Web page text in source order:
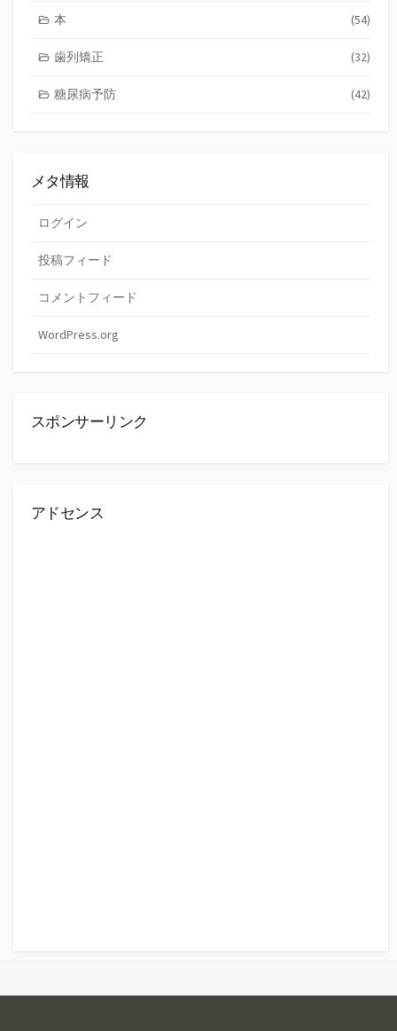
本 (54)
歯列矯正 (32)
糖尿病予防 (42)
メタ情報
ログイン
投稿フィード
コメントフィード
WordPress.org
スポンサーリンク
アドセンス